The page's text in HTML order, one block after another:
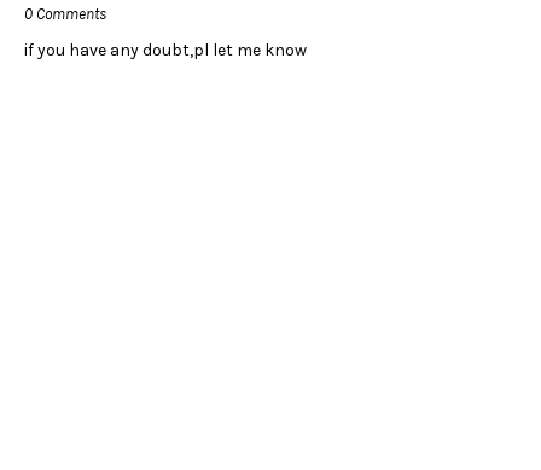
0 Comments
if you have any doubt,pl let me know